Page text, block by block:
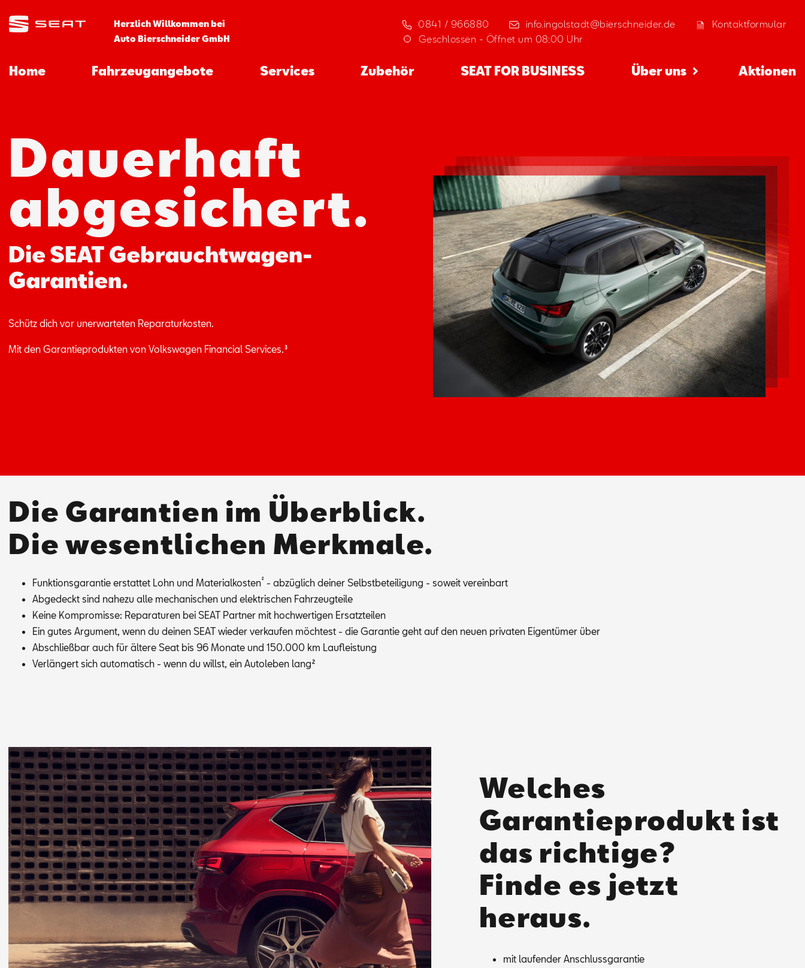
Herzlich Willkommen bei
Auto Bierschneider GmbH
0841 / 966880 info.ingolstadt@bierschneider.de
Kontaktformular
Geschlossen - Öffnet um 08:00 Uhr
Home Fahrzeugangebote Services Zubehör SEAT FOR BUSINESS Über uns Aktionen
Dauerhaft
abgesichert.
Die SEAT Gebrauchtwagen-
Garantien.
Schütz dich vor un­er­war­te­ten Re­pa­ra­tur­kos­ten.
Mit den Ga­ran­tie­pro­duk­ten von Volks­wa­gen Fi­nan­ci­al Ser­vices.³
Die Garantien im Überblick.
Die wesentlichen Merkmale.
Funk­ti­ons­ga­ran­tie er­stat­tet Lohn und Ma­te­ri­al­kos­ten² - ab­züg­lich dei­ner Selbst­be­tei­li­gung - so­weit ver­ein­bart
Ab­ge­deckt sind na­he­zu alle me­cha­ni­schen und elek­tri­schen Fahr­zeug­tei­le
Kei­ne Kom­pro­mis­se: Re­pa­ra­tu­ren bei SEAT Part­ner mit hoch­wer­ti­gen Er­satz­tei­len
Ein gu­tes Ar­gu­ment, wenn du dei­nen SEAT wie­der ver­kau­fen möch­test - die Ga­ran­tie geht auf den neu­en pri­va­ten Ei­gen­tü­mer über
Ab­schließ­bar auch für äl­te­re Seat bis 96 Mo­na­te und 150.000 km Lauf­leis­tung
Ver­län­gert sich au­to­ma­tisch - wenn du willst, ein Au­to­le­ben lang²
Welches
Garantieprodukt ist
das richtige?
Finde es jetzt
heraus.
mit lau­fen­der An­schluss­ga­ran­tie